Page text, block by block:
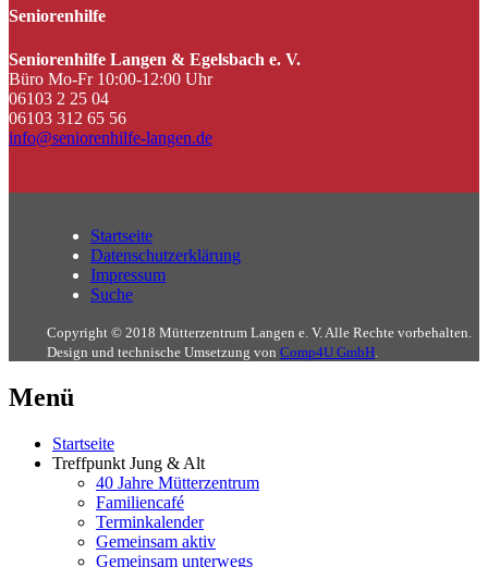
Seniorenhilfe
Seniorenhilfe Langen & Egelsbach e. V.
Büro Mo-Fr 10:00-12:00 Uhr
06103 2 25 04
06103 312 65 56
info@seniorenhilfe-langen.de
Startseite
Datenschutzerklärung
Impressum
Suche
Copyright © 2018 Mütterzentrum Langen e. V. Alle Rechte vorbehalten.
Design und technische Umsetzung von Comp4U GmbH
Menü
Startseite
Treffpunkt Jung & Alt
40 Jahre Mütterzentrum
Familiencafé
Terminkalender
Gemeinsam aktiv
Gemeinsam unterwegs